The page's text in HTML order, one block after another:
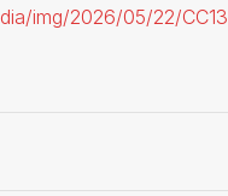
img/2026/05/22/